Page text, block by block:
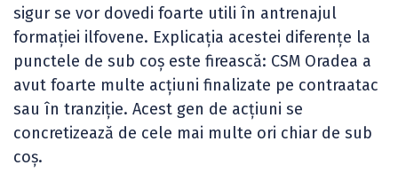
sigur se vor dovedi foarte utili în antrenajul
formației ilfovene. Explicația acestei diferențe la
punctele de sub coș este firească: CSM Oradea a
avut foarte multe acțiuni finalizate pe contraatac
sau în tranziție. Acest gen de acțiuni se
concretizează de cele mai multe ori chiar de sub
coș.